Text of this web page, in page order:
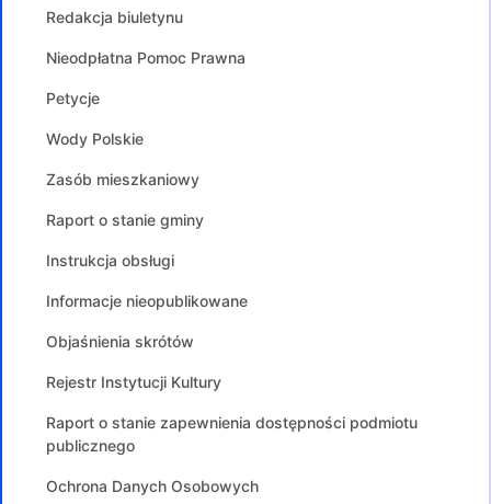
Redakcja biuletynu
Nieodpłatna Pomoc Prawna
Petycje
Wody Polskie
Zasób mieszkaniowy
Raport o stanie gminy
Instrukcja obsługi
Informacje nieopublikowane
Objaśnienia skrótów
Rejestr Instytucji Kultury
Raport o stanie zapewnienia dostępności podmiotu
publicznego
Ochrona Danych Osobowych